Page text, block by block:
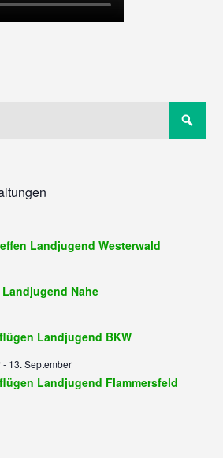
Landjugend Westerwald
Nahe
Landjugend BKW
- 13. September
Landjugend Flammersfeld